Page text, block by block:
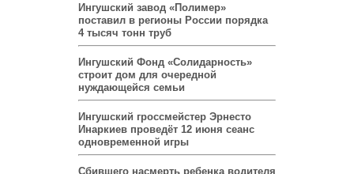
Ингушский завод «Полимер»
поставил в регионы России порядка
4 тысяч тонн труб
Ингушский Фонд «Солидарность»
строит дом для очередной
нуждающейся семьи
Ингушский гроссмейстер Эрнесто
Инаркиев проведёт 12 июня сеанс
одновременной игры
Сбившего насмерть ребенка водителя